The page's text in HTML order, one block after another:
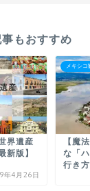
もおすすめ
界遺産
新版】
年4月26日
メキシコ
【魔
な「
行き方